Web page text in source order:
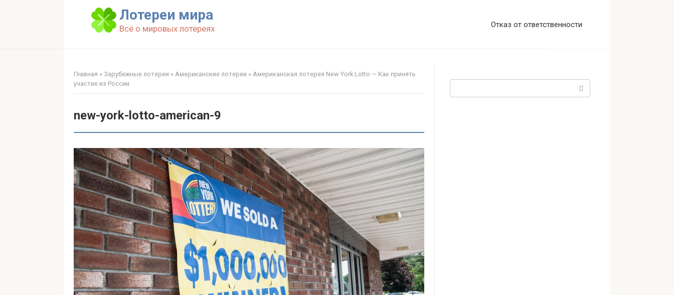
Лотереи мира
Всё о мировых лотереях Отказ от ответственности
Главная » Зарубежные лотереи » Американские лотереи » Американская лотерея New York Lotto — Как принять
участие из России
new-york-lotto-american-9